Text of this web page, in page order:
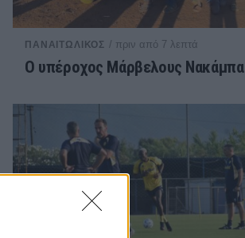
ΠΑΝΑΙΤΩΛΙΚΟΣ / πριν από 7 λεπτά
Ο υπέροχος Μάρβελους Νακάμπα